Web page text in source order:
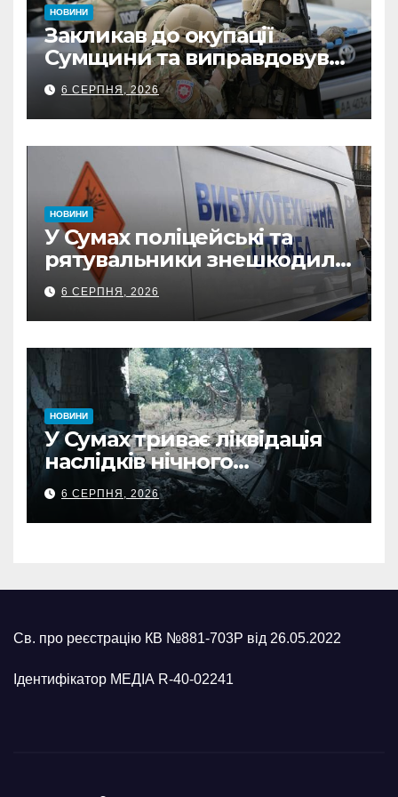
НОВИНИ
Закликав до окупації
Сумщини та виправдовував
обстріли: СБУ викрила
прокремлівського агітатора
з Охтирки
6 СЕРПНЯ, 2026
НОВИНИ
У Сумах поліцейські та
рятувальники знешкодили
500-кілограмову авіабомбу
росіян
6 СЕРПНЯ, 2026
НОВИНИ
У Сумах триває ліквідація
наслідків нічного
масованого удару КАБами
6 СЕРПНЯ, 2026
Св. про реєстрацію КВ №881-703Р від 26.05.2022
Ідентифікатор МЕДІА R-40-02241